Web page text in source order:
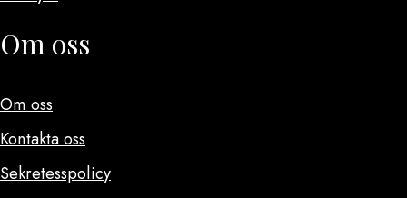
Om oss
Om oss
Kontakta oss
Sekretesspolicy